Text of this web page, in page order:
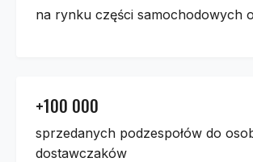
na rynku części samochodowych
+100 000
sprzedanych podzespołów do
dostawczaków